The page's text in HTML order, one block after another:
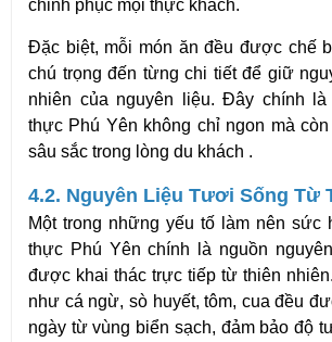
chinh phục mọi thực khách.
Đặc biệt, mỗi món ăn đều được chế
chú trọng đến từng chi tiết để giữ
nhiên của nguyên liệu. Đây chính
thực Phú Yên không chỉ ngon mà
sâu sắc trong lòng du khách .
4.2. Nguyên Liệu Tươi Sống Từ
Một trong những yếu tố làm nên sức
thực Phú Yên chính là nguồn
được khai thác trực tiếp từ thiên
như cá ngừ, sò huyết, tôm, cua đều
ngày từ vùng biển sạch, đảm bảo độ